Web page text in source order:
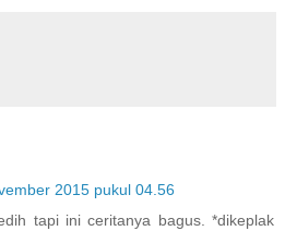
2015 pukul 04.56
tapi ini ceritanya bagus. *dikeplak